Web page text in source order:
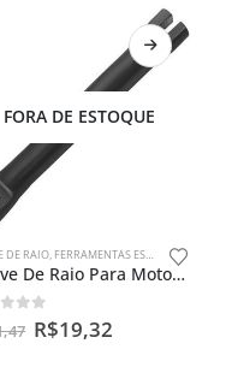
FORA DE ESTOQUE
DE RAIO, FERRAMENTAS ESPECIAIS
Chave De Raio Para Motos 13 X 13mm
of 5
R$19,32